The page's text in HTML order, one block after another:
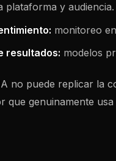
plataforma y audiencia.
monitoreo
resultados: modelos
no puede replicar la
que genuinamente